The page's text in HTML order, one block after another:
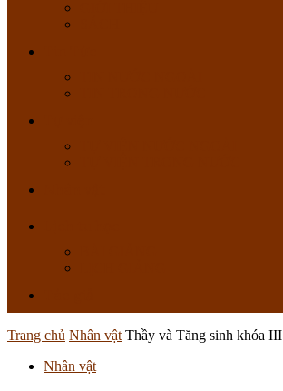
Trang chủ Nhân vật Thầy và Tăng sinh khóa III
Nhân vật